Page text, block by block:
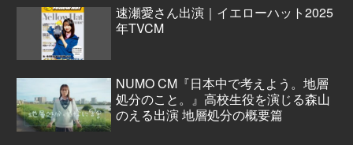
速瀬愛さん出演｜イエローハット2025
年TVCM
NUMO CM『日本中で考えよう。地層
処分のこと。』高校生役を演じる森山
のえる出演 地層処分の概要篇